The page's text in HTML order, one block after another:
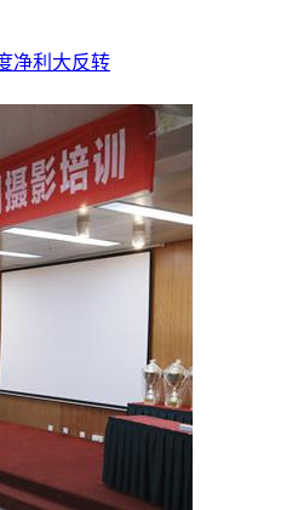
净利大反转